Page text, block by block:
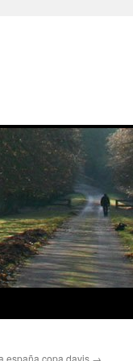
españa copa davis →